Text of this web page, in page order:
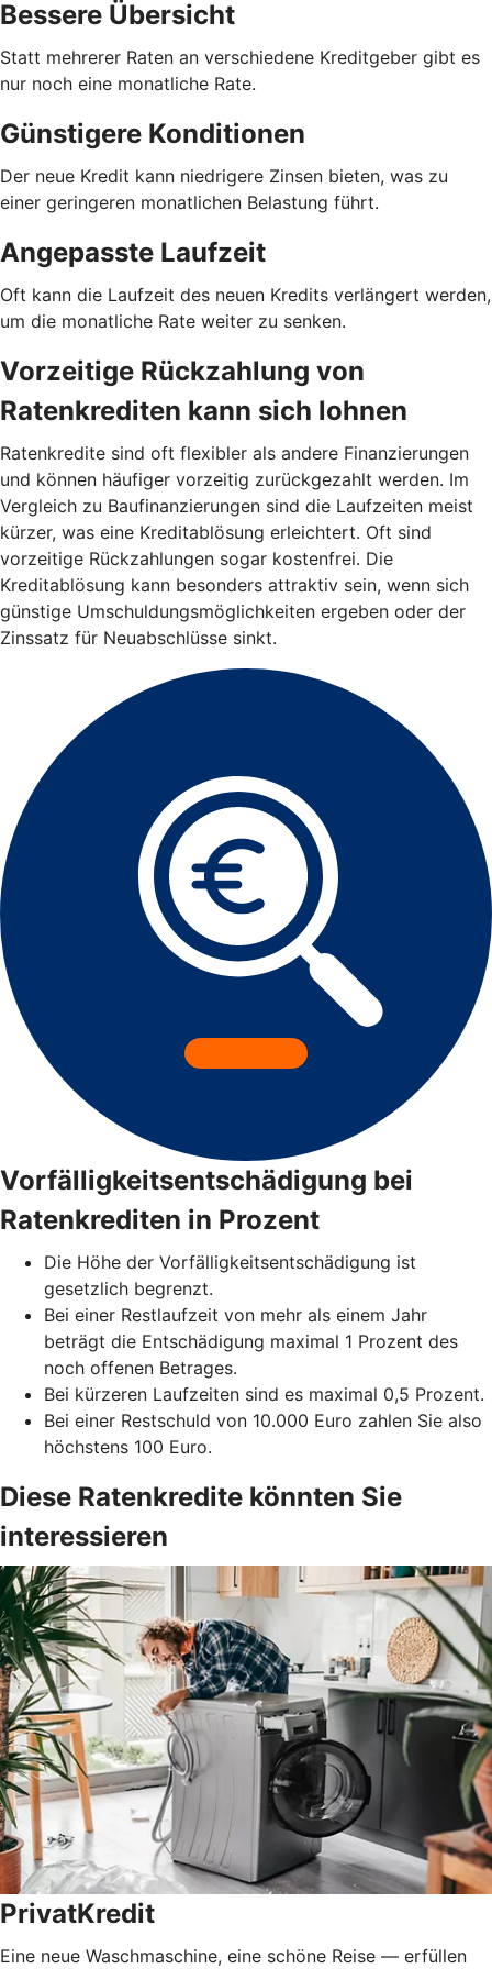
Bessere Übersicht
Statt mehrerer Raten an verschiedene Kreditgeber gibt es
nur noch eine monatliche Rate.
Günstigere Konditionen
Der neue Kredit kann niedrigere Zinsen bieten, was zu
einer geringeren monatlichen Belastung führt.
Angepasste Laufzeit
Oft kann die Laufzeit des neuen Kredits verlängert werden,
um die monatliche Rate weiter zu senken.
Vorzeitige Rückzahlung von
Ratenkrediten kann sich lohnen
Ratenkredite sind oft flexibler als andere Finanzierungen
und können häufiger vorzeitig zurückgezahlt werden. Im
Vergleich zu Baufinanzierungen sind die Laufzeiten meist
kürzer, was eine Kreditablösung erleichtert. Oft sind
vorzeitige Rückzahlungen sogar kostenfrei. Die
Kreditablösung kann besonders attraktiv sein, wenn sich
günstige Umschuldungsmöglichkeiten ergeben oder der
Zinssatz für Neuabschlüsse sinkt.
Vorfälligkeitsentschädigung bei
Ratenkrediten in Prozent
Die Höhe der Vorfälligkeitsentschädigung ist
gesetzlich begrenzt.
Bei einer Restlaufzeit von mehr als einem Jahr
beträgt die Entschädigung maximal 1 Prozent des
noch offenen Betrages.
Bei kürzeren Laufzeiten sind es maximal 0,5 Prozent.
Bei einer Restschuld von 10.000 Euro zahlen Sie also
höchstens 100 Euro.
Diese Ratenkredite könnten Sie
interessieren
PrivatKredit
Eine neue Waschmaschine, eine schöne Reise — erfüllen